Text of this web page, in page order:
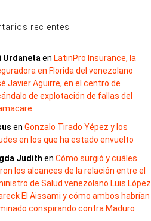
recientes
Urdaneta en LatinPro Insurance, la
en Florida del venezolano
Javier Aguirre, en el centro de
de explotación de fallas del
enGonzalo Tirado Yépez y los
en los que ha estado envuelto
Judith enCómo surgió y cuáles
los alcances de la relación entre el
de Salud venezolano Luis López
El Aissami y cómo ambos habrían
conspirando contra Maduro